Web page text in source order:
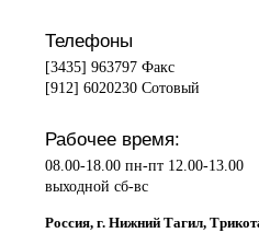
Телефоны
[3435] 963797 Факс
[912] 6020230 Сотовый
Рабочее время:
08.00-18.00 пн-пт 12.00-13.00
выходной сб-вс
Россия, г. Нижний Тагил,